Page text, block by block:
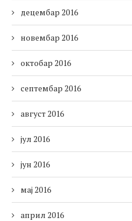
децембар 2016
новембар 2016
октобар 2016
септембар 2016
август 2016
јул 2016
јун 2016
мај 2016
април 2016